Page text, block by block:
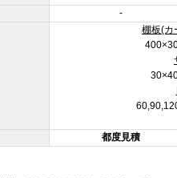
-
棚板(カ
都度見積